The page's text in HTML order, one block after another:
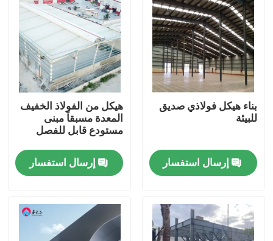
المنتجات
بناء هيكل فولاذي صديق
للبيئة
إرسال استفسار
هيكل من الفولاذ الخفيف
المعدة مسبقاً مبنى
مستودع قابل للفصل
إرسال استفسار